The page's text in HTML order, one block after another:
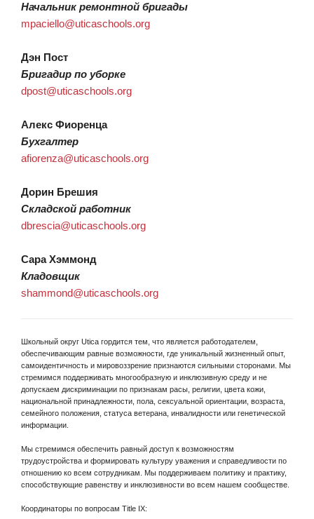
Начальник ремонтной бригады
mpaciello@uticaschools.org
Дэн Пост
Бригадир по уборке
dpost@uticaschools.org
Алекс Фиоренца
Бухгалтер
afiorenza@uticaschools.org
Дорин Брешия
Складской работник
dbrescia@uticaschools.org
Сара Хэммонд
Кладовщик
shammond@uticaschools.org
Школьный округ Utica гордится тем, что является работодателем,
обеспечивающим равные возможности, где уникальный жизненный опыт,
самоидентичность и мировоззрение признаются сильными сторонами. Мы
стремимся поддерживать многообразную и инклюзивную среду и не
допускаем дискриминации по признакам расы, религии, цвета кожи,
национальной принадлежности, пола, сексуальной ориентации, возраста,
семейного положения, статуса ветерана, инвалидности или генетической
информации.
Мы стремимся обеспечить равный доступ к возможностям
трудоустройства и формировать культуру уважения и справедливости по
отношению ко всем сотрудникам. Мы поддерживаем политику и практику,
способствующие равенству и инклюзивности во всем нашем сообществе.
Координаторы по вопросам Title IX: